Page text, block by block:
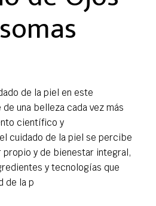
de la piel en este
una belleza cada vez más
científico y
cuidado de la piel se percibe
propio y de bienestar integral,
y tecnologías que
de la p